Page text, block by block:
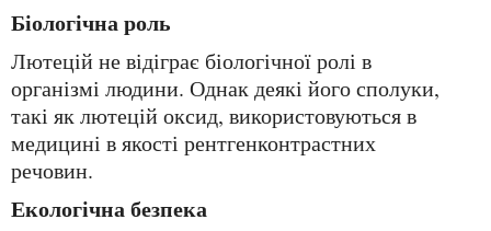
Біологічна роль
Лютецій не відіграє біологічної ролі в
організмі людини. Однак деякі його сполуки,
такі як лютецій оксид, використовуються в
медицині в якості рентгенконтрастних
речовин.
Екологічна безпека